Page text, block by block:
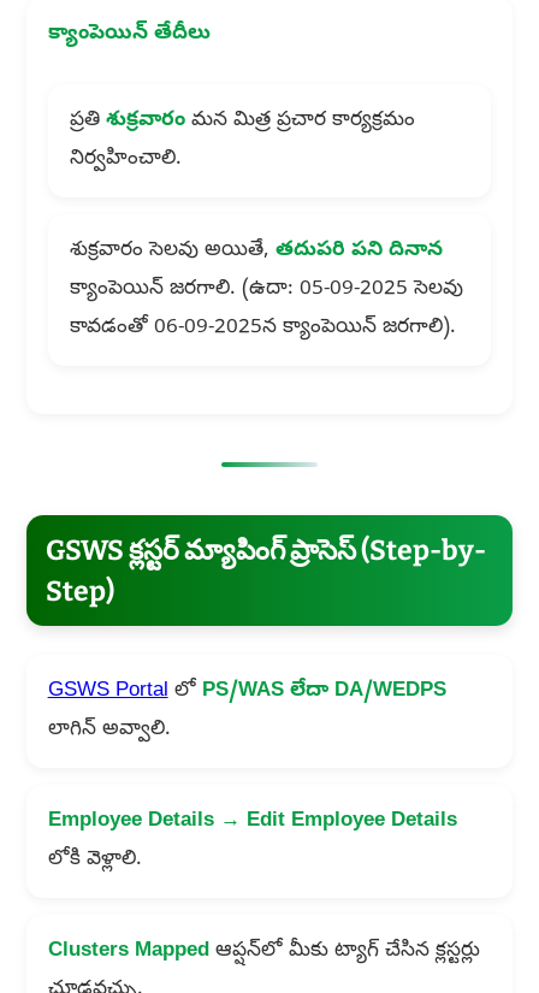
క్యాంపెయిన్ తేదీలు
ప్రతి శుక్రవారంమన మిత్ర ప్రచార కార్యక్రమం
నిర్వహించాలి.
శుక్రవారం సెలవు అయితే, తదుపరి పని దినాన
క్యాంపెయిన్ జరగాలి. (ఉదా: 05-09-2025 సెలవు
కావడంతో 06-09-2025న క్యాంపెయిన్ జరగాలి).
GSWS క్లస్టర్ మ్యాపింగ్ ప్రాసెస్ (Step-by-
Step)
GSWS Portalలో PS/WAS లేదా DA/WEDPS
లాగిన్ అవ్వాలి.
Employee Details → Edit Employee Details
లోకి వెళ్లాలి.
Clusters Mappedఆప్షన్‌లో మీకు ట్యాగ్ చేసిన క్లస్టర్లు